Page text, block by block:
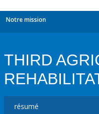
Notre mission
THIRD